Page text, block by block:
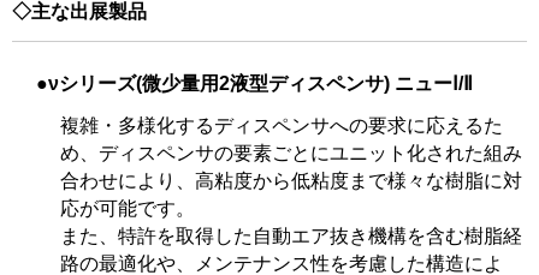
◇主な出展製品
●νシリーズ(微少量用2液型ディスペンサ) ニューⅠ/Ⅱ
複雑・多様化するディスペンサへの要求に応えるた
め、ディスペンサの要素ごとにユニット化された組み
合わせにより、高粘度から低粘度まで様々な樹脂に対
応が可能です。
また、特許を取得した自動エア抜き機構を含む樹脂経
路の最適化や、メンテナンス性を考慮した構造によ